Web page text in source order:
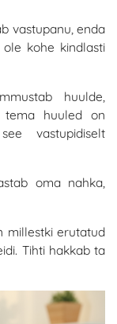
vastupanu, enda
kohe kindlasti
huulde,
tema huuled on
vastupidiselt
oma nahka,
millestki erutatud
Tihti hakkab ta